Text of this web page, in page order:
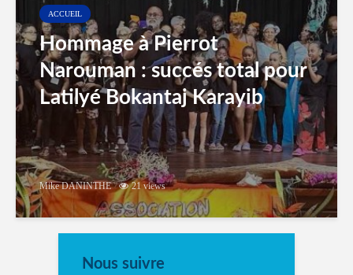
ACCUEIL
Hommage à Pierrot
Narouman : succés total pour
Latilyé Bokantaj Karayib
Mike DANINTHE 21 views
Nous suivre